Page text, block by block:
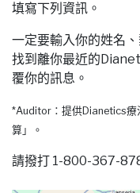
填寫下列資訊。
一定要輸入你的姓名
找到離你最近的
覆你的訊息。
*Auditor：提供Dianetics療
算」。
請撥打 1-800-367-